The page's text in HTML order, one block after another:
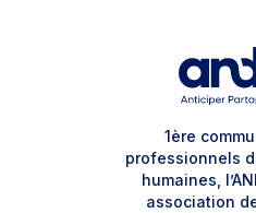
1ère
professionnels
humaines,
association